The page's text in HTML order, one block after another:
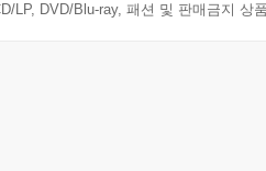
LP, DVD/Blu-ray, 패션 및 판매금지 상